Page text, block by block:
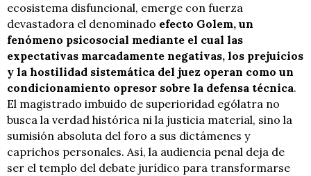
ecosistema disfuncional, emerge con fuerza
devastadora el denominado efecto Golem, un
fenómeno psicosocial mediante el cual las
expectativas marcadamente negativas, los prejuicios
y la hostilidad sistemática del juez operan como un
condicionamiento opresor sobre la defensa técnica.
El magistrado imbuido de superioridad ególatra no
busca la verdad histórica ni la justicia material, sino la
sumisión absoluta del foro a sus dictámenes y
caprichos personales. Así, la audiencia penal deja de
ser el templo del debate jurídico para transformarse